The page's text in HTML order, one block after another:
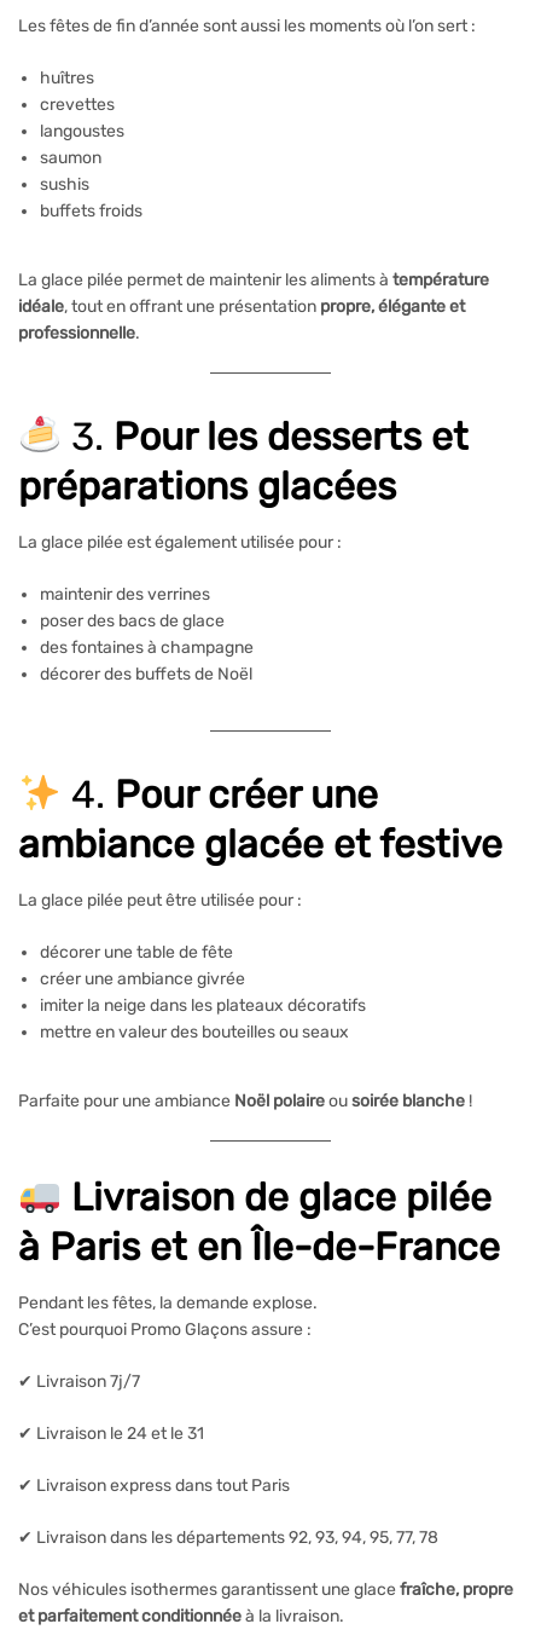
Les fêtes de fin d’année sont aussi les moments où l’on sert :
huîtres
crevettes
langoustes
saumon
sushis
buffets froids
La glace pilée permet de maintenir les aliments à température
idéale, tout en offrant une présentation propre, élégante et
professionnelle.
3. Pour les desserts et
préparations glacées
La glace pilée est également utilisée pour :
maintenir des verrines
poser des bacs de glace
des fontaines à champagne
décorer des buffets de Noël
4. Pour créer une
ambiance glacée et festive
La glace pilée peut être utilisée pour :
décorer une table de fête
créer une ambiance givrée
imiter la neige dans les plateaux décoratifs
mettre en valeur des bouteilles ou seaux
Parfaite pour une ambiance Noël polaireousoirée blanche !
Livraison de glace pilée
à Paris et en Île-de-France
Pendant les fêtes, la demande explose.
C’est pourquoi Promo Glaçons assure :
✔ Livraison 7j/7
✔ Livraison le 24 et le 31
✔ Livraison express dans tout Paris
✔ Livraison dans les départements 92, 93, 94, 95, 77, 78
Nos véhicules isothermes garantissent une glace fraîche, propre
et parfaitement conditionnéeà la livraison.